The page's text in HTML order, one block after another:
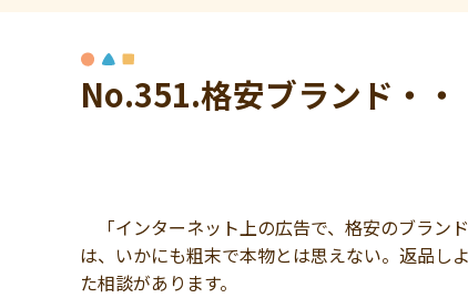
No.351.格安ブランド・・
「インターネット上の広告で、格安のブラン
は、いかにも粗末で本物とは思えない。返品し
た相談があります。